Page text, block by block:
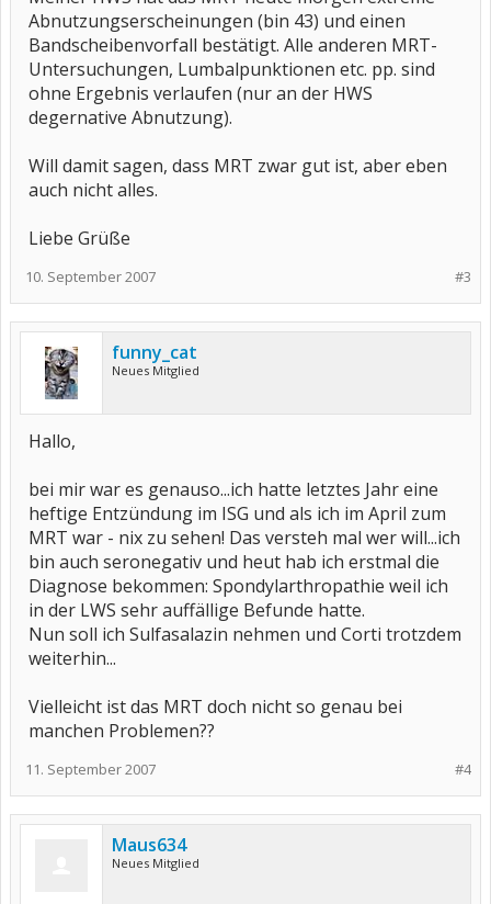
Abnutzungserscheinungen (bin 43) und einen
Bandscheibenvorfall bestätigt. Alle anderen MRT-
Untersuchungen, Lumbalpunktionen etc. pp. sind
ohne Ergebnis verlaufen (nur an der HWS
degernative Abnutzung).
Will damit sagen, dass MRT zwar gut ist, aber eben
auch nicht alles.
Liebe Grüße
#3
10. September 2007
funny_cat
Neues Mitglied
Hallo,
bei mir war es genauso...ich hatte letztes Jahr eine
heftige Entzündung im ISG und als ich im April zum
MRT war - nix zu sehen! Das versteh mal wer will...ich
bin auch seronegativ und heut hab ich erstmal die
Diagnose bekommen: Spondylarthropathie weil ich
in der LWS sehr auffällige Befunde hatte.
Nun soll ich Sulfasalazin nehmen und Corti trotzdem
weiterhin...
Vielleicht ist das MRT doch nicht so genau bei
manchen Problemen??
#4
11. September 2007
Maus634
Neues Mitglied